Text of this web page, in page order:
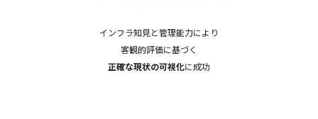
インフラ知見と管理能力により
客観的評価に基づく
正確な現状の可視化に成功